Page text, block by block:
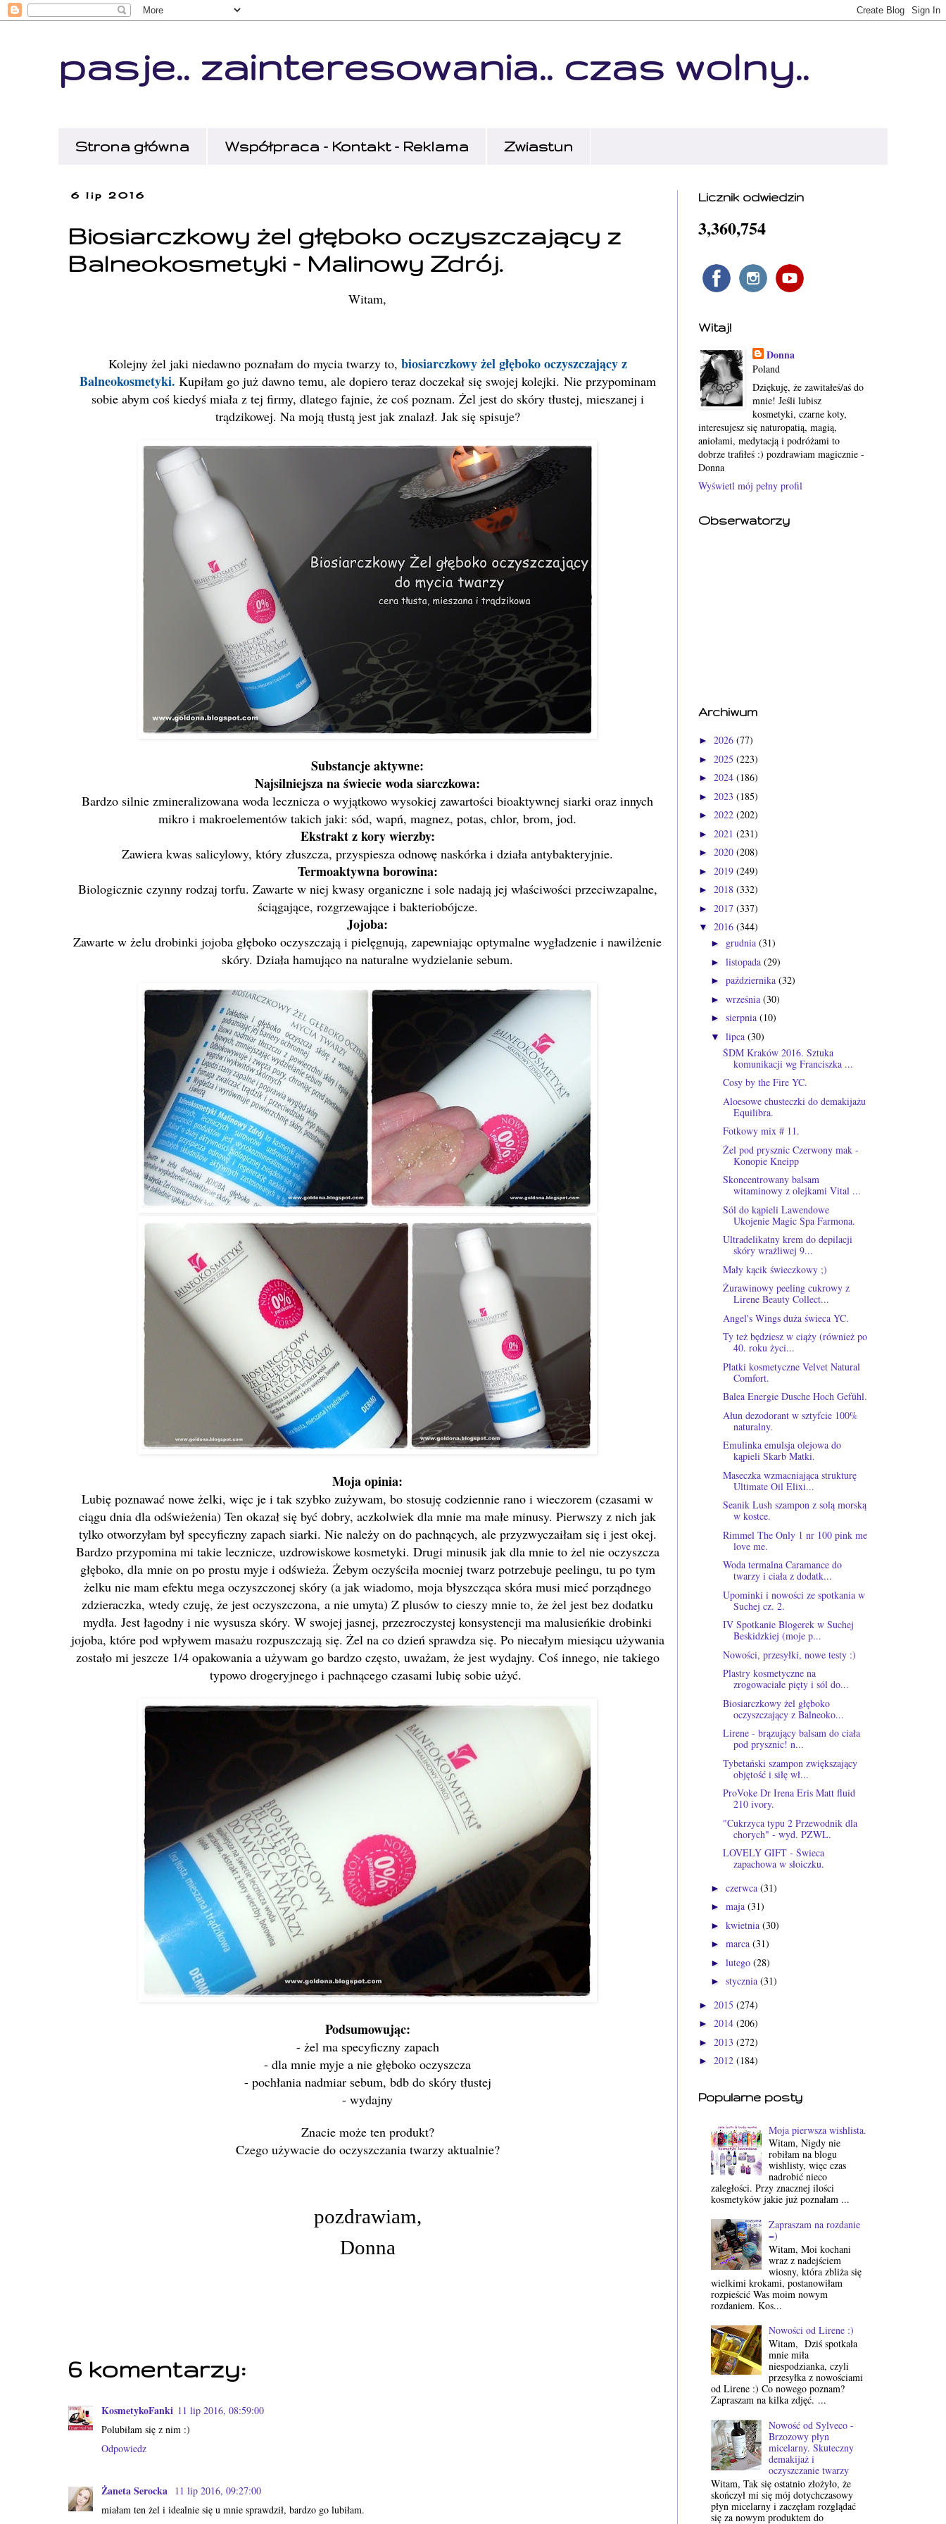
pasje.. zainteresowania.. czas wolny..
Strona główna Współpraca - Kontakt - Reklama Zwiastun
6 lip 2016
Biosiarczkowy żel głęboko oczyszczający z
Balneokosmetyki - Malinowy Zdrój.
Witam,
Kolejny żel jaki niedawno poznałam do mycia twarzy to, biosiarczkowy żel głęboko oczyszczający z
Balneokosmetyki. Kupiłam go już dawno temu, ale dopiero teraz doczekał się swojej kolejki. Nie przypominam
sobie abym coś kiedyś miała z tej firmy, dlatego fajnie, że coś poznam. Żel jest do skóry tłustej, mieszanej i
trądzikowej. Na moją tłustą jest jak znalazł. Jak się spisuje?
Substancje aktywne:
Najsilniejsza na świecie woda siarczkowa:
Bardzo silnie zmineralizowana woda lecznicza o wyjątkowo wysokiej zawartości bioaktywnej siarki oraz innych
mikro i makroelementów takich jaki: sód, wapń, magnez, potas, chlor, brom, jod.
Ekstrakt z kory wierzby:
Zawiera kwas salicylowy, który złuszcza, przyspiesza odnowę naskórka i działa antybakteryjnie.
Termoaktywna borowina:
Biologicznie czynny rodzaj torfu. Zawarte w niej kwasy organiczne i sole nadają jej właściwości przeciwzapalne,
ściągające, rozgrzewające i bakteriobójcze.
Jojoba:
Zawarte w żelu drobinki jojoba głęboko oczyszczają i pielęgnują, zapewniając optymalne wygładzenie i nawilżenie
skóry. Działa hamująco na naturalne wydzielanie sebum.
Moja opinia:
Lubię poznawać nowe żelki, więc je i tak szybko zużywam, bo stosuję codziennie rano i wieczorem (czasami w
ciągu dnia dla odświeżenia) Ten okazał się być dobry, aczkolwiek dla mnie ma małe minusy. Pierwszy z nich jak
tylko otworzyłam był specyficzny zapach siarki. Nie należy on do pachnących, ale przyzwyczaiłam się i jest okej.
Bardzo przypomina mi takie lecznicze, uzdrowiskowe kosmetyki. Drugi minusik jak dla mnie to żel nie oczyszcza
głęboko, dlamnie on po prostu myje i odświeża. Żebym oczyściła mocniej twarz potrzebuje peelingu, tu po tym
żelku nie mam efektu mega oczyszczonej skóry (a jak wiadomo, moja błyszcząca skóra musi mieć porządnego
zdzieraczka, wtedy czuję, że jest oczyszczona, a nie umyta) Z plusów to cieszy mnie to, że żel jest bez dodatku
mydła. Jest łagodny i nie wysusza skóry. W swojej jasnej, przezroczystej konsystencji ma malusieńkie drobinki
jojoba, które pod wpływem masażu rozpuszczają się. Żel na co dzień sprawdza się. Po niecałym miesiącu używania
zostało mi jeszcze 1/4 opakowania a używam go bardzo często, uważam, że jest wydajny. Coś innego, nie takiego
typowo drogeryjnego i pachnącego czasami lubię sobie użyć.
Podsumowując:
- żel ma specyficzny zapach
- dla mnie myje a nie głęboko oczyszcza
- pochłania nadmiar sebum, bdb do skóry tłustej
- wydajny
Znacie może ten produkt?
Czego używacie do oczyszczania twarzy aktualnie?
pozdrawiam,
Donna
6 komentarzy:
KosmetykoFanki 11 lip 2016, 08:59:00
Polubiłam się z nim :)
Odpowiedz
Żaneta Serocka
11 lip 2016, 09:27:00
miałam ten żel i idealnie się u mnie sprawdził, bardzo go lubiłam.
Licznik odwiedzin
3,360,754
Witaj!
Donna
Poland
Dziękuję, że zawitałeś/aś do
mnie! Jeśli lubisz
kosmetyki, czarne koty,
interesujesz się naturopatią, magią,
aniołami, medytacją i podróżami to
dobrze trafiłeś :) pozdrawiam magicznie -
Donna
Wyświetl mój pełny profil
Obserwatorzy
Archiwum
► 2026 (77)
► 2025 (223)
► 2024 (186)
► 2023 (185)
► 2022 (202)
► 2021 (231)
► 2020 (208)
► 2019 (249)
► 2018 (332)
► 2017 (337)
▼ 2016 (344)
► grudnia (31)
► listopada (29)
► października (32)
► września (30)
► sierpnia (10)
▼ lipca (30)
ŚDM Kraków 2016. Sztuka
komunikacji wg Franciszka ...
Cosy by the Fire YC.
Aloesowe chusteczki do demakijażu
Equilibra.
Fotkowy mix # 11.
Żel pod prysznic Czerwony mak -
Konopie Kneipp
Skoncentrowany balsam
witaminowy z olejkami Vital ...
Sól do kąpieli Lawendowe
Ukojenie Magic Spa Farmona.
Ultradelikatny krem do depilacji
skóry wrażliwej 9...
Mały kącik świeczkowy ;)
Żurawinowy peeling cukrowy z
Lirene Beauty Collect...
Angel's Wings duża świeca YC.
Ty też będziesz w ciąży (również po
40. roku życi...
Płatki kosmetyczne Velvet Natural
Comfort.
Balea Energie Dusche Hoch Gefühl.
Ałun dezodorant w sztyfcie 100%
naturalny.
Emulinka emulsja olejowa do
kąpieli Skarb Matki.
Maseczka wzmacniająca strukturę
Ultimate Oil Elixi...
Seanik Lush szampon z solą morską
w kostce.
Rimmel The Only 1 nr 100 pink me
love me.
Woda termalna Caramance do
twarzy i ciała z dodatk...
Upominki i nowości ze spotkania w
Suchej cz. 2.
IV Spotkanie Blogerek w Suchej
Beskidzkiej (moje p...
Nowości, przesyłki, nowe testy :)
Plastry kosmetyczne na
zrogowaciałe pięty i sól do...
Biosiarczkowy żel głęboko
oczyszczający z Balneoko...
Lirene - brązujący balsam do ciała
pod prysznic! n...
Tybetański szampon zwiększający
objętość i siłę wł...
ProVoke Dr Irena Eris Matt fluid
210 ivory.
"Cukrzyca typu 2 Przewodnik dla
chorych" - wyd. PZWL.
LOVELY GIFT - Świeca
zapachowa w słoiczku.
► czerwca (31)
► maja (31)
► kwietnia (30)
► marca (31)
► lutego (28)
► stycznia (31)
► 2015 (274)
► 2014 (206)
► 2013 (272)
► 2012 (184)
Popularne posty
Moja pierwsza wishlista.
Witam, Nigdy nie
robiłam na blogu
wishlisty, więc czas
nadrobić nieco
zaległości. Przy znacznej ilości
kosmetyków jakie już poznałam ...
Zapraszam na rozdanie
=)
Witam, Moi kochani
wraz z nadejściem
wiosny, która zbliża się
wielkimi krokami, postanowiłam
rozpieścić Was moim nowym
rozdaniem. Kos...
Nowości od Lirene :)
Witam, Dziś spotkała
mnie miła
niespodzianka, czyli
przesyłka z nowościami
od Lirene :) Co nowego poznam?
Zapraszam na kilka zdjęć. ...
Nowość od Sylveco -
Brzozowy płyn
micelarny. Skuteczny
demakijaż i
oczyszczanie twarzy
Witam, Tak się ostatnio złożyło, że
skończył mi się mój dotychczasowy
płyn micelarny i zaczęłam rozglądać
się za nowym produktem do